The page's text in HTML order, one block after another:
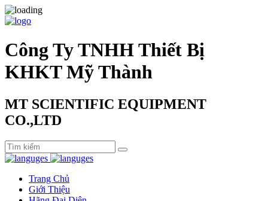
Công Ty TNHH Thiết Bị
KHKT Mỹ Thành
MT SCIENTIFIC EQUIPMENT
CO.,LTD
Trang Chủ
Giới Thiệu